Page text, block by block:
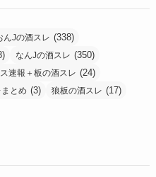
んJの酒スレ (338)
なんJの酒スレ (350)
速報＋板の酒スレ (24)
とめ (3) 狼板の酒スレ (17)